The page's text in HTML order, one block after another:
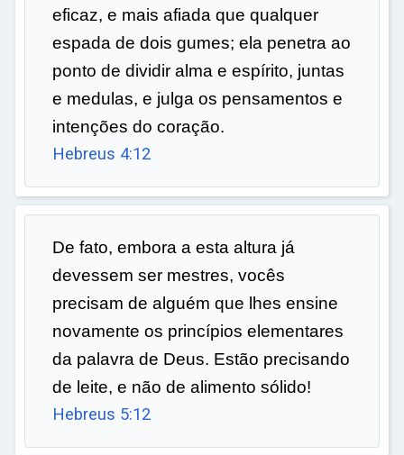
eficaz, e mais afiada que qualquer
espada de dois gumes; ela penetra ao
ponto de dividir alma e espírito, juntas
e medulas, e julga os pensamentos e
intenções do coração.
Hebreus 4:12
De fato, embora a esta altura já
devessem ser mestres, vocês
precisam de alguém que lhes ensine
novamente os princípios elementares
da palavra de Deus. Estão precisando
de leite, e não de alimento sólido!
Hebreus 5:12